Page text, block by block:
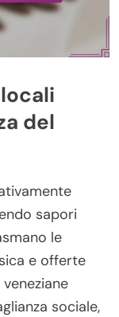
del
sapori
le
e offerte
sociale,